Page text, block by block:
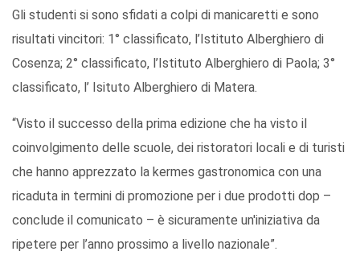
Gli studenti si sono sfidati a colpi di manicaretti e sono
risultati vincitori: 1° classificato, l’Istituto Alberghiero di
Cosenza; 2° classificato, l’Istituto Alberghiero di Paola; 3°
classificato, l’ Isituto Alberghiero di Matera.
“Visto il successo della prima edizione che ha visto il
coinvolgimento delle scuole, dei ristoratori locali e di turisti
che hanno apprezzato la kermes gastronomica con una
ricaduta in termini di promozione per i due prodotti dop –
conclude il comunicato – è sicuramente un'iniziativa da
ripetere per l’anno prossimo a livello nazionale”.